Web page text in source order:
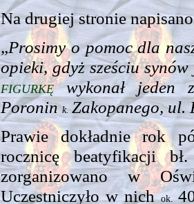
Na drugiej stronie
„Prosimy o pomoc dla
opieki, gdyż sześciu
figurkęwykonał jeden
Poronink.Zakopanego, ul.
Prawie dokładnie rok
rocznicę beatyfikacji
zorganizowano w
Uczestniczyło w nichok.